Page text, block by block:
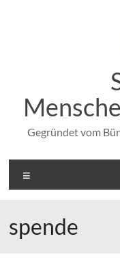
Gegründet vom
spende